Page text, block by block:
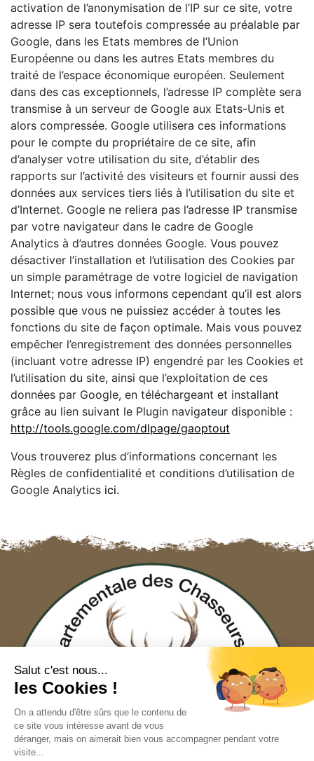
activation de l’anonymisation de l’IP sur ce site, votre
adresse IP sera toutefois compressée au préalable par
Google, dans les Etats membres de l’Union
Européenne ou dans les autres Etats membres du
traité de l’espace économique européen. Seulement
dans des cas exceptionnels, l’adresse IP complète sera
transmise à un serveur de Google aux Etats-Unis et
alors compressée. Google utilisera ces informations
pour le compte du propriétaire de ce site, afin
d’analyser votre utilisation du site, d’établir des
rapports sur l’activité des visiteurs et fournir aussi des
données aux services tiers liés à l’utilisation du site et
d’Internet. Google ne reliera pas l’adresse IP transmise
par votre navigateur dans le cadre de Google
Analytics à d’autres données Google. Vous pouvez
désactiver l’installation et l’utilisation des Cookies par
un simple paramétrage de votre logiciel de navigation
Internet; nous vous informons cependant qu’il est alors
possible que vous ne puissiez accéder à toutes les
fonctions du site de façon optimale. Mais vous pouvez
empêcher l’enregistrement des données personnelles
(incluant votre adresse IP) engendré par les Cookies et
l’utilisation du site, ainsi que l’exploitation de ces
données par Google, en téléchargeant et installant
grâce au lien suivant le Plugin navigateur disponible :
http://tools.google.com/dlpage/gaoptout
Vous trouverez plus d’informations concernant les
Règles de confidentialité et conditions d’utilisation de
Google Analytics ici.